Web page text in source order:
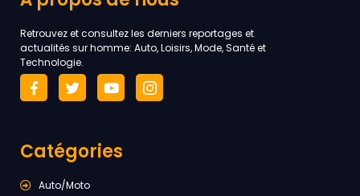
Retrouvez et consultez les derniers reportages et
actualités sur homme: Auto, Loisirs, Mode, Santé et
Technologie.
Catégories
Auto/Moto